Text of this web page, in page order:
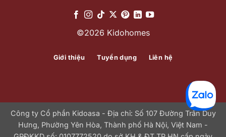
©2026 Kidohomes
Giới thiệu Tuyển dụng Liên hệ
Công ty Cổ phần Kidoasa - Địa chỉ: Số 107 Đường Trần Duy
Hưng, Phường Yên Hòa, Thành phố Hà Nội, Việt Nam -